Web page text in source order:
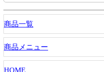
商品一覧
商品メニュー
HOME